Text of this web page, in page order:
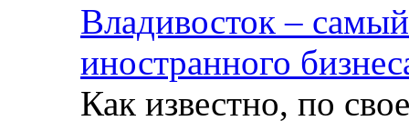
Владивосток –
иностранного
Как известно, по